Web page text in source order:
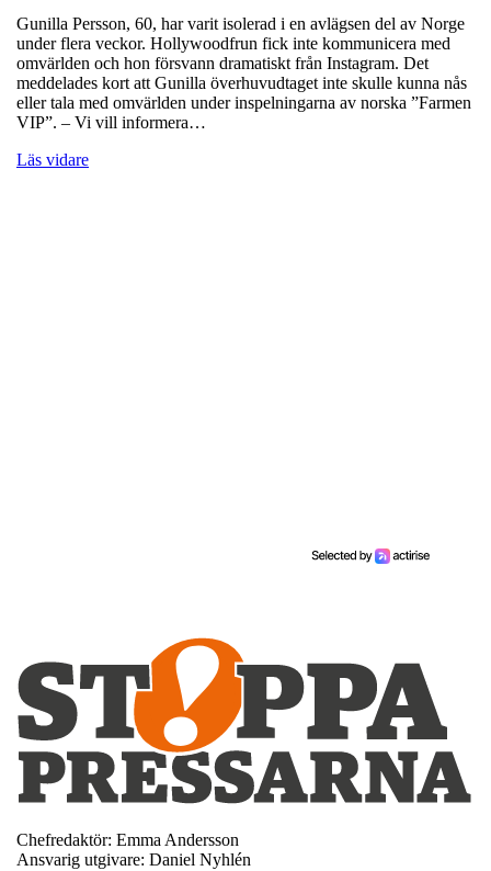
Gunilla Persson, 60, har varit isolerad i en avlägsen del av Norge
under flera veckor. Hollywoodfrun fick inte kommunicera med
omvärlden och hon försvann dramatiskt från Instagram. Det
meddelades kort att Gunilla överhuvudtaget inte skulle kunna nås
eller tala med omvärlden under inspelningarna av norska ”Farmen
VIP”. – Vi vill informera…
Läs vidare
Chefredaktör: Emma Andersson
Ansvarig utgivare: Daniel Nyhlén